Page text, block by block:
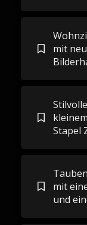
mit
Stapel
mit
und